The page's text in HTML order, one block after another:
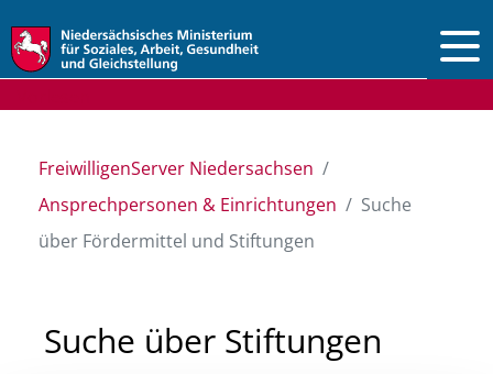
FreiwilligenServer Niedersachsen
Ansprechpersonen & Einrichtungen
Suche
über Fördermittel und Stiftungen
Suche über Stiftungen